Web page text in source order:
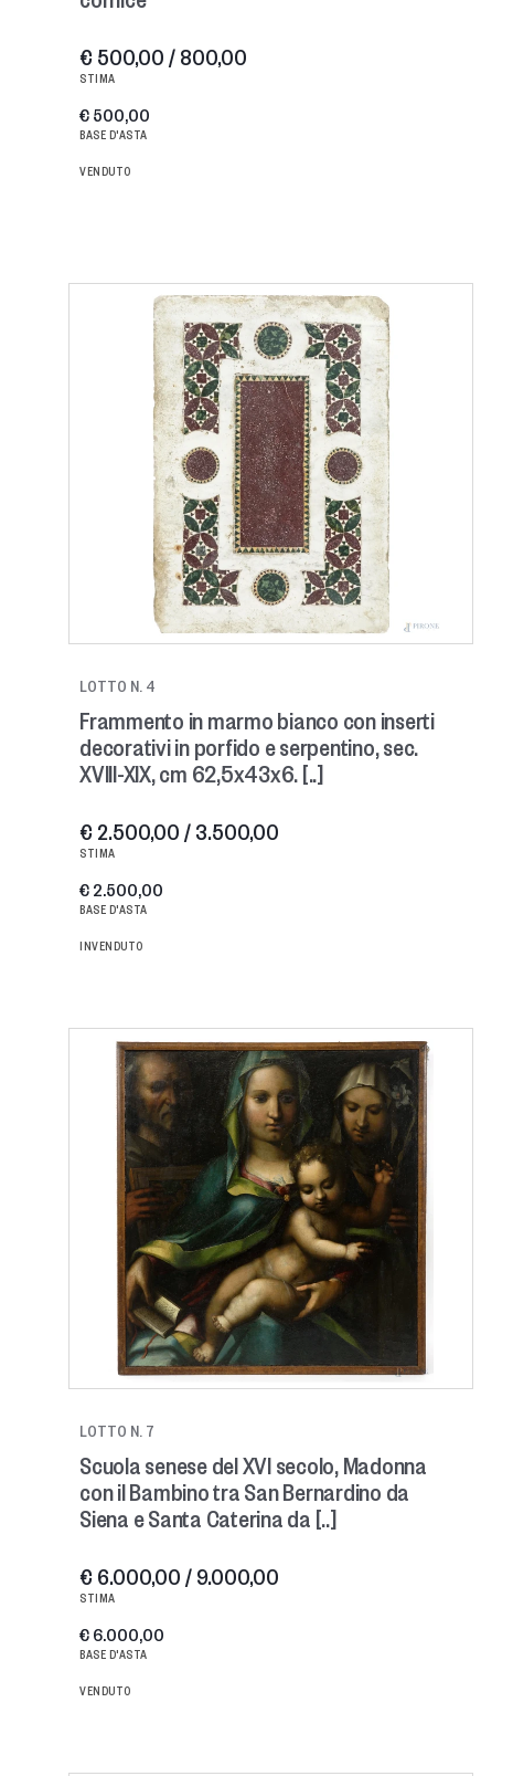
€ 500,00 / 800,00
STIMA
€ 500,00
BASE D'ASTA
VENDUTO
LOTTO N. 4
Frammento in marmo bianco con inserti
decorativi in porfido e serpentino, sec.
XVIII-XIX, cm 62,5x43x6. [..]
€ 2.500,00 / 3.500,00
STIMA
€ 2.500,00
BASE D'ASTA
INVENDUTO
LOTTO N. 7
Scuola senese del XVI secolo, Madonna
con il Bambino tra San Bernardino da
Siena e Santa Caterina da [..]
€ 6.000,00 / 9.000,00
STIMA
€ 6.000,00
BASE D'ASTA
VENDUTO